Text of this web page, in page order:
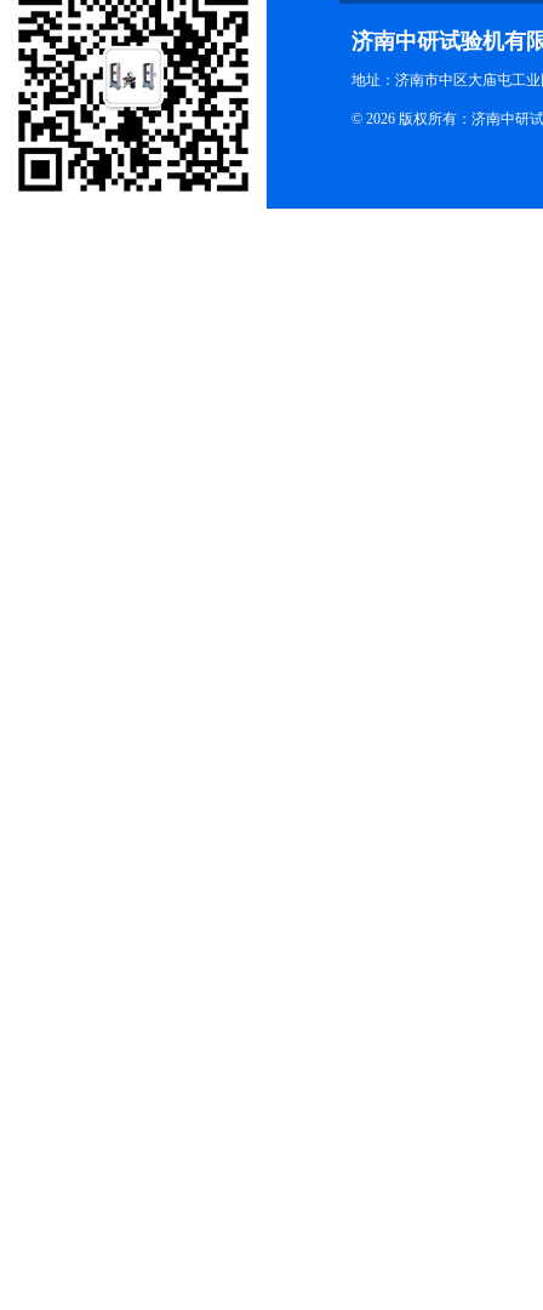
济南中研试验机有
地址：济南市中区大庙屯工
© 2026 版权所有：济南中研